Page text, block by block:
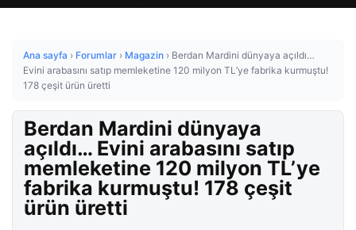
Ana sayfa › Forumlar › Magazin › Berdan Mardini dünyaya açıldı…
Evini arabasını satıp memleketine 120 milyon TL’ye fabrika kurmuştu!
178 çeşit ürün üretti
Berdan Mardini dünyaya
açıldı… Evini arabasını satıp
memleketine 120 milyon TL’ye
fabrika kurmuştu! 178 çeşit
ürün üretti